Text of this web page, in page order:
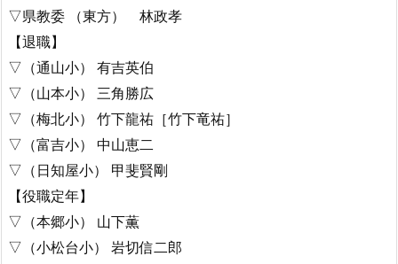
▽県教委 （東方） 林政孝
【退職】
▽（通山小） 有吉英伯
▽（山本小） 三角勝広
▽（梅北小） 竹下龍祐［竹下竜祐］
▽（富吉小） 中山恵二
▽（日知屋小） 甲斐賢剛
【役職定年】
▽（本郷小） 山下薫
▽（小松台小） 岩切信二郎